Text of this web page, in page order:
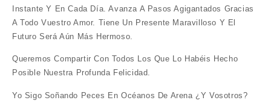
Instante Y En Cada Día. Avanza A Pasos Agigantados Gracias
A Todo Vuestro Amor. Tiene Un Presente Maravilloso Y El
Futuro Será Aún Más Hermoso.
Queremos Compartir Con Todos Los Que Lo Habéis Hecho
Posible Nuestra Profunda Felicidad.
Yo Sigo Soñando Peces En Océanos De Arena ¿y Vosotros?